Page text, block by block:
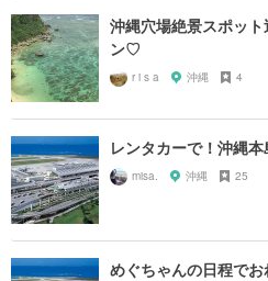
沖縄穴場絶景スポッ
ン♡
r i s a 沖縄 4
レンタカーで！沖縄
misa. 沖縄 25
めぐちゃんの日程で